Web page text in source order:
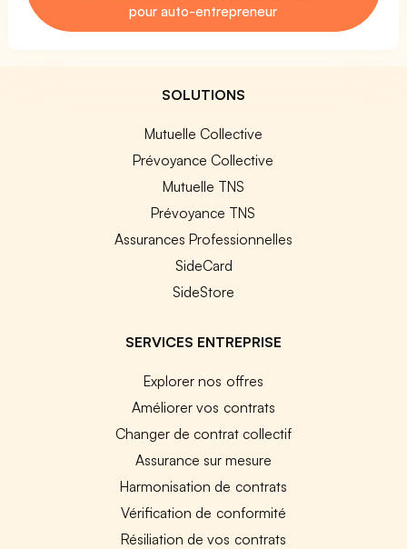
pour auto-entrepreneur
SOLUTIONS
Mutuelle Collective
Prévoyance Collective
Mutuelle TNS
Prévoyance TNS
Assurances Professionnelles
SideCard
SideStore
SERVICES ENTREPRISE
Explorer nos offres
Améliorer vos contrats
Changer de contrat collectif
Assurance sur mesure
Harmonisation de contrats
Vérification de conformité
Résiliation de vos contrats